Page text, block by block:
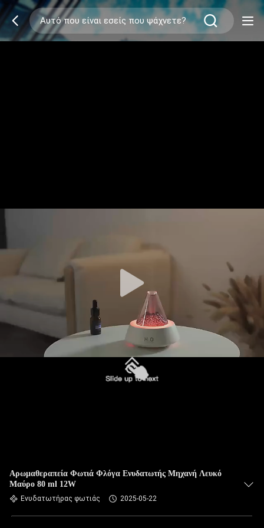
Αρωμαθεραπεία Φωτιά Φλόγα Ενυδατωτής Μηχανή Λευκό
Μαύρο 80 ml 12W
Ενυδατωτήρας φωτιάς 2025-05-22